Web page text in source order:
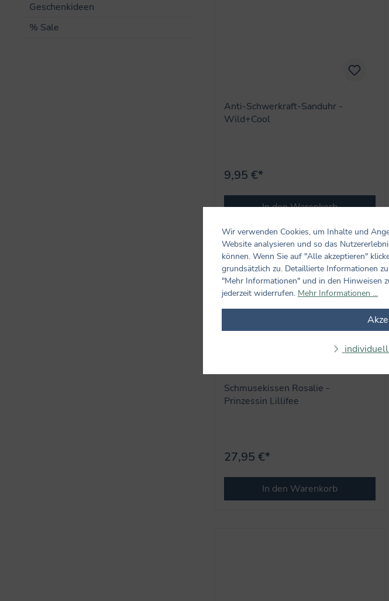
Geschenkideen
% Sale
Anti-Schwerkraft-Sanduhr -
Wild+Cool
9,95 €*
In den Warenkorb
Schmusekissen Rosalie -
Prinzessin Lillifee
27,95 €*
In den Warenkorb
Wir verwenden Cookies, um Inhalte und
Website analysieren und so das
können. Wenn Sie auf "Alle akzeptieren"
grundsätzlich zu. Detaillierte Informationen
"Mehr Informationen" und in den Hinweisen
jederzeit widerrufen. Mehr Informationen ...